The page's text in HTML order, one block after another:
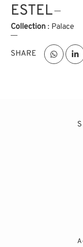
ESTEL
Collection : Palace
SHARE